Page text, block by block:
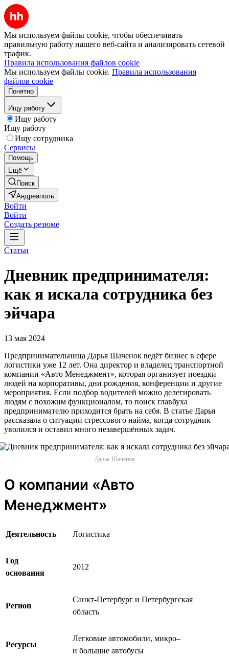
Мы используем файлы cookie, чтобы обеспечивать
правильную работу нашего веб-сайта и анализировать сетевой
трафик.
Правила использования файлов cookie
Мы используем файлы cookie. Правила использования
файлов cookie
Понятно
Ищу работу
Ищу работу
Ищу работу
Ищу сотрудника
Сервисы
Помощь
Ещё
Поиск
Андреаполь
Войти
Войти
Создать резюме
Статьи
Дневник предпринимателя:
как я искала сотрудника без
эйчара
13 мая 2024
Предпринимательница Дарья Шаченок ведёт бизнес в сфере
логистики уже 12 лет. Она директор и владелец транспортной
компании «Авто Менеджмент», которая организует поездки
людей на корпоративы, дни рождения, конференции и другие
мероприятия. Если подбор водителей можно делегировать
людям с похожим функционалом, то поиск главбуха
предпринимателю приходится брать на себя. В статье Дарья
рассказала о ситуации стрессового найма, когда сотрудник
уволился и оставил много незавершённых задач.
Дарья Шаченок
О компании «Авто
Менеджмент»
Деятельность Логистика
Год
основания
2012
Регион
Санкт-Петербург и Петербургская
область
Ресурсы
Легковые автомобили, микро‒
и большие автобусы